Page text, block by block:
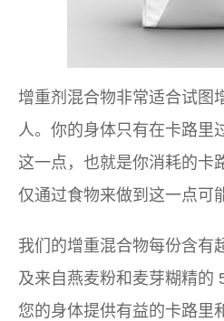
增重剂混合物非常适合试图
人。你的身体只有在卡路里
这一点，也就是你消耗的卡
仅通过食物来做到这一点可
我们的增重混合物每份含有
及来自燕麦粉和麦芽糊精
您的身体提供有益的卡路里